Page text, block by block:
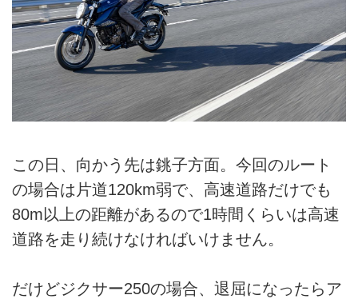
この日、向かう先は銚子方面。今回のルート
の場合は片道120km弱で、高速道路だけでも
80m以上の距離があるので1時間くらいは高速
道路を走り続けなければいけません。
だけどジクサー250の場合、退屈になったらア